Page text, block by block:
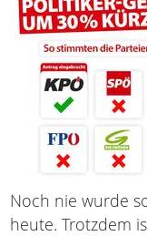
Noch nie wurde
heute. Trotzdem